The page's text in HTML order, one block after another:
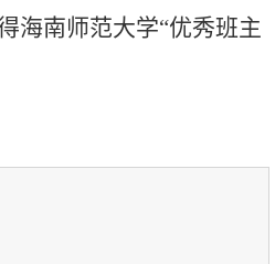
海南师范大学“优秀班主